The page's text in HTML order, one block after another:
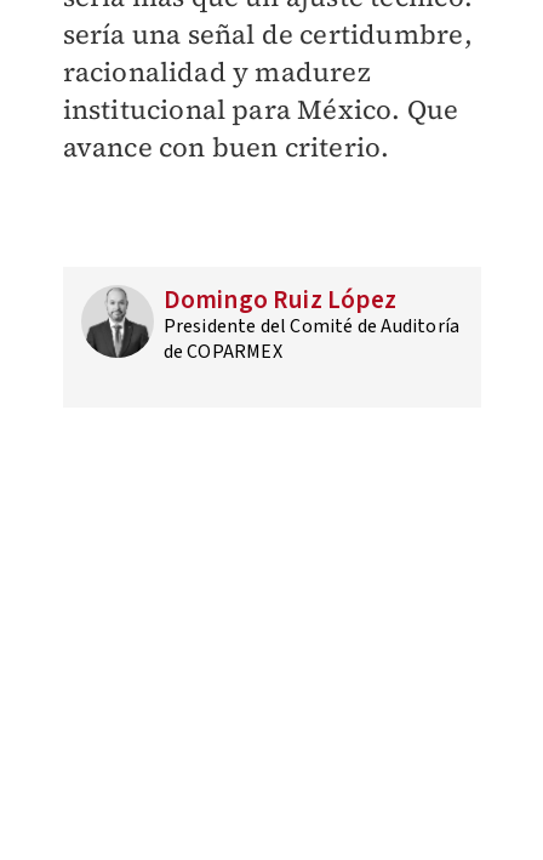
sería una señal de certidumbre,
racionalidad y madurez
institucional para México. Que
avance con buen criterio.
Domingo Ruiz López
Presidente del Comité de Auditoría
de COPARMEX